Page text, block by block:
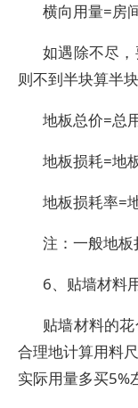
横向用量=房
如遇除不尽
则不到半块算半
地板总价=总
地板损耗=地
地板损耗率=
注：一般地
6、贴墙材料
贴墙材料的
合理地计算用料
实际用量多买5%